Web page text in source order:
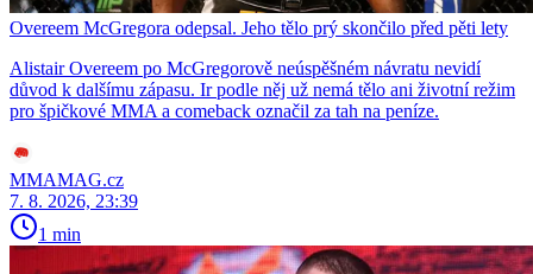
Overeem McGregora odepsal. Jeho tělo prý skončilo před pěti lety
Alistair Overeem po McGregorově neúspěšném návratu nevidí
důvod k dalšímu zápasu. Ir podle něj už nemá tělo ani životní režim
pro špičkové MMA a comeback označil za tah na peníze.
MMAMAG.cz
7. 8. 2026, 23:39
1 min